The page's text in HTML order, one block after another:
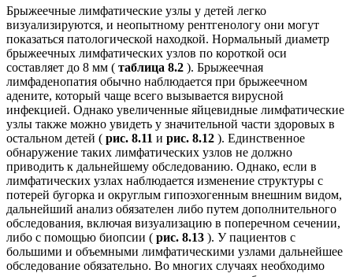
Брыжеечные лимфатические узлы у детей легко
визуализируются, и неопытному рентгенологу они могут
показаться патологической находкой. Нормальный диаметр
брыжеечных лимфатических узлов по короткой оси
составляет до 8 мм ( таблица 8.2 ). Брыжеечная
лимфаденопатия обычно наблюдается при брыжеечном
адените, который чаще всего вызывается вирусной
инфекцией. Однако увеличенные яйцевидные лимфатические
узлы также можно увидеть у значительной части здоровых в
остальном детей ( рис. 8.11 и рис. 8.12 ). Единственное
обнаружение таких лимфатических узлов не должно
приводить к дальнейшему обследованию. Однако, если в
лимфатических узлах наблюдается изменение структуры с
потерей бугорка и округлым гипоэхогенным внешним видом,
дальнейший анализ обязателен либо путем дополнительного
обследования, включая визуализацию в поперечном сечении,
либо с помощью биопсии ( рис. 8.13 ). У пациентов с
большими и объемными лимфатическими узлами дальнейшее
обследование обязательно. Во многих случаях необходимо